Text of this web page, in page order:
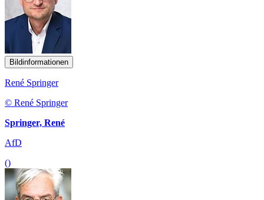
Bildinformationen
René Springer
© René Springer
Springer, René
AfD
()